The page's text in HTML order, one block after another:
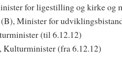
for ligestilling og kirke og
Minister for
(til 6.12.12)
Kulturminister (fra 6.12.12)